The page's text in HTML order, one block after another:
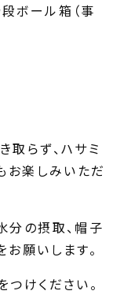
ボール箱（事
らず、ハサミ
お楽しみいただ
分の摂取、帽子
願いします。
けください。